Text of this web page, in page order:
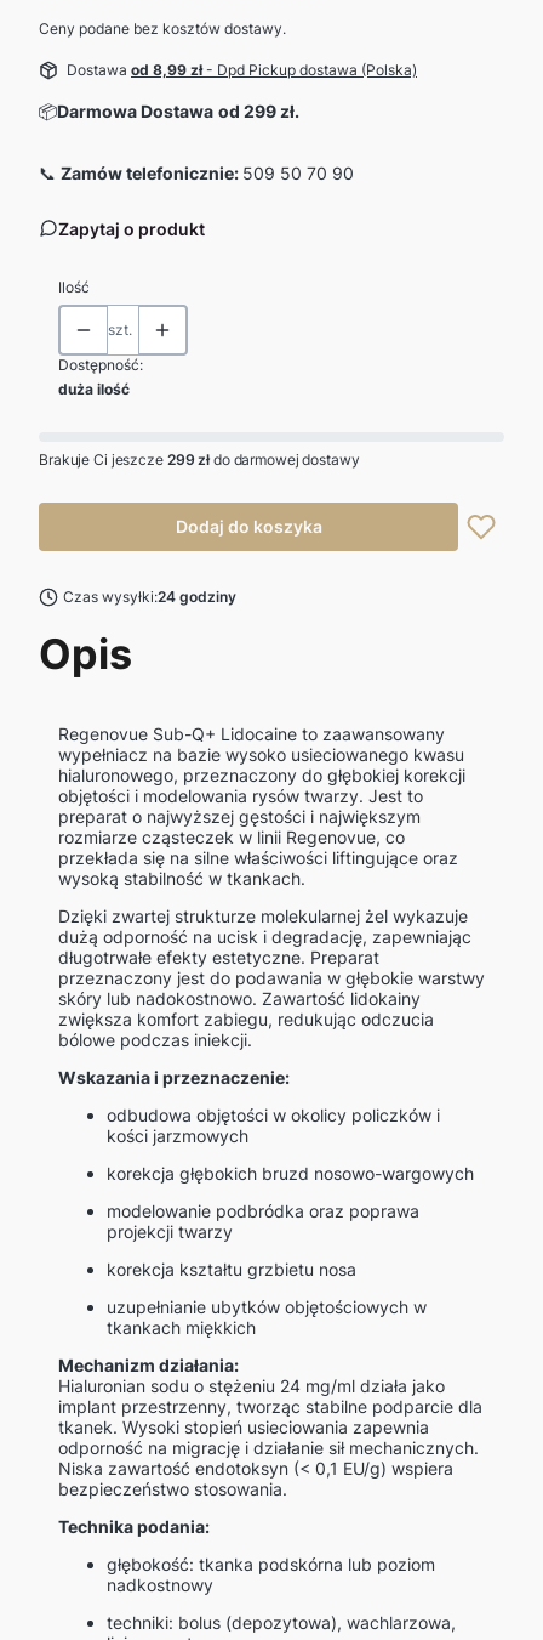
Ceny podane bez kosztów dostawy.
Dostawa od 8,99 zł- Dpd Pickup dostawa (Polska)
📦Darmowa Dostawa od 299 zł.
📞 Zamów telefonicznie: 509 50 70 90
Zapytaj o produkt
Ilość
szt.
Dostępność:
duża ilość
Brakuje Ci jeszcze 299 zł do darmowej dostawy
Dodaj do koszyka
Czas wysyłki:24 godziny
Opis
Regenovue Sub-Q+ Lidocaine to zaawansowany
wypełniacz na bazie wysoko usieciowanego kwasu
hialuronowego, przeznaczony do głębokiej korekcji
objętości i modelowania rysów twarzy. Jest to
preparat o najwyższej gęstości i największym
rozmiarze cząsteczek w linii Regenovue, co
przekłada się na silne właściwości liftingujące oraz
wysoką stabilność w tkankach.
Dzięki zwartej strukturze molekularnej żel wykazuje
dużą odporność na ucisk i degradację, zapewniając
długotrwałe efekty estetyczne. Preparat
przeznaczony jest do podawania w głębokie warstwy
skóry lub nadokostnowo. Zawartość lidokainy
zwiększa komfort zabiegu, redukując odczucia
bólowe podczas iniekcji.
Wskazania i przeznaczenie:
odbudowa objętości w okolicy policzków i
kości jarzmowych
korekcja głębokich bruzd nosowo-wargowych
modelowanie podbródka oraz poprawa
projekcji twarzy
korekcja kształtu grzbietu nosa
uzupełnianie ubytków objętościowych w
tkankach miękkich
Mechanizm działania:
Hialuronian sodu o stężeniu 24 mg/ml działa jako
implant przestrzenny, tworząc stabilne podparcie dla
tkanek. Wysoki stopień usieciowania zapewnia
odporność na migrację i działanie sił mechanicznych.
Niska zawartość endotoksyn (< 0,1 EU/g) wspiera
bezpieczeństwo stosowania.
Technika podania:
głębokość: tkanka podskórna lub poziom
nadkostnowy
techniki: bolus (depozytowa), wachlarzowa,